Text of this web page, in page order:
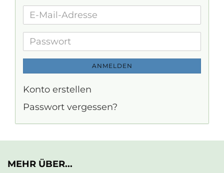
E-
Adresse
Passwort
ANMELDEN
Konto erstellen
Passwort vergessen?
MEHR ÜBER...